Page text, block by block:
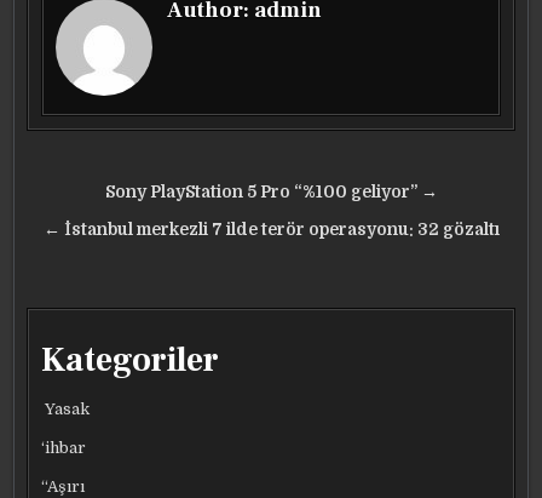
Author: admin
gezinmesi
Sony PlayStation 5 Pro “%100 geliyor” →
← İstanbul merkezli 7 ilde terör operasyonu: 32 gözaltı
Kategoriler
Yasak
‘ihbar
“Aşırı